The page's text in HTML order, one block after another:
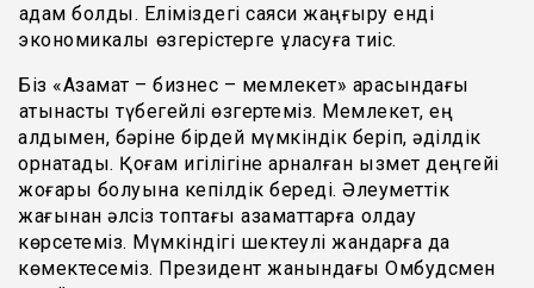
қадам болды. Еліміздегі саяси жаңғыру енді
экономикалық өзгерістерге ұласуға тиіс.
Біз «Азамат – бизнес – мемлекет» арасындағы
қатынасты түбегейлі өзгертеміз. Мемлекет, ең
алдымен, бәріне бірдей мүмкіндік беріп, әділдік
орнатады. Қоғам игілігіне арналған қызмет деңгейі
жоғары болуына кепілдік береді. Әлеуметтік
жағынан әлсіз топтағы азаматтарға қолдау
көрсетеміз. Мүмкіндігі шектеулі жандарға да
көмектесеміз. Президент жанындағы Омбудсмен